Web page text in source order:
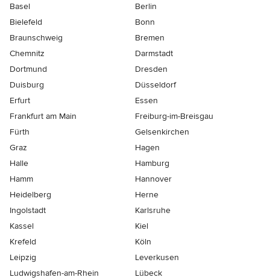
Basel
Berlin
Bielefeld
Bonn
Braunschweig
Bremen
Chemnitz
Darmstadt
Dortmund
Dresden
Duisburg
Düsseldorf
Erfurt
Essen
Frankfurt am Main
Freiburg-im-Breisgau
Fürth
Gelsenkirchen
Graz
Hagen
Halle
Hamburg
Hamm
Hannover
Heidelberg
Herne
Ingolstadt
Karlsruhe
Kassel
Kiel
Krefeld
Köln
Leipzig
Leverkusen
Ludwigshafen-am-Rhein
Lübeck